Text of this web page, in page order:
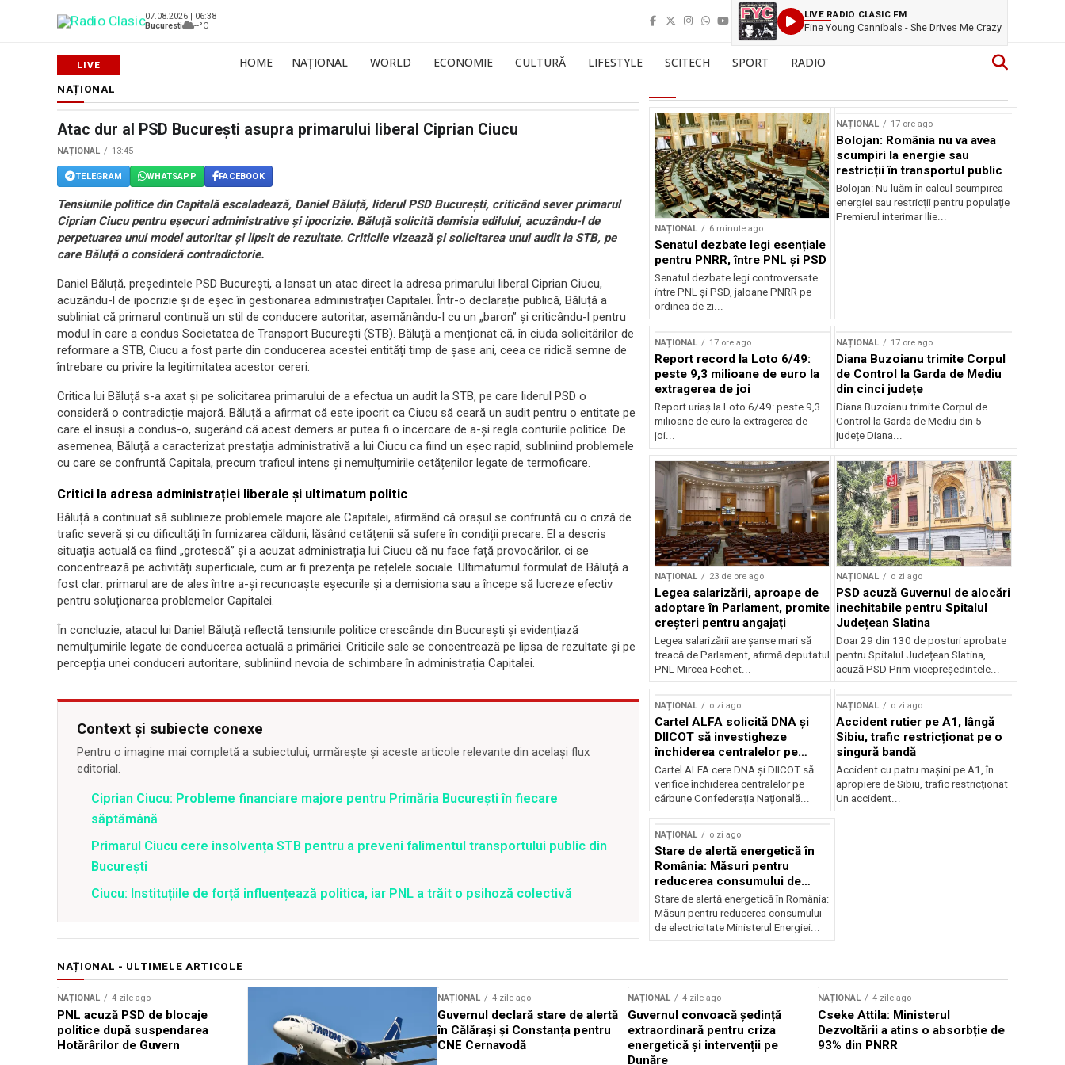
07.08.2026 | 06:38
Bucuresti
--°C
LIVE RADIO CLASIC FM
Fine Young Cannibals - She Drives Me Crazy
HOME NAȚIONAL WORLD ECONOMIE CULTURĂ LIFESTYLE SCITECH SPORT RADIO
NAȚIONAL
Atac dur al PSD București asupra primarului liberal Ciprian Ciucu
NAȚIONAL 13:45
TELEGRAM WHATSAPP FACEBOOK
Tensiunile politice din Capitală escaladează, Daniel Băluță, liderul PSD București, criticând sever primarul
Ciprian Ciucu pentru eșecuri administrative și ipocrizie. Băluță solicită demisia edilului, acuzându-l de
perpetuarea unui model autoritar și lipsit de rezultate. Criticile vizează și solicitarea unui audit la STB, pe
care Băluță o consideră contradictorie.
Daniel Băluță, președintele PSD București, a lansat un atac direct la adresa primarului liberal Ciprian Ciucu,
acuzându-l de ipocrizie și de eșec în gestionarea administrației Capitalei. Într-o declarație publică, Băluță a
subliniat că primarul continuă un stil de conducere autoritar, asemănându-l cu un „baron” și criticându-l pentru
modul în care a condus Societatea de Transport București (STB). Băluță a menționat că, în ciuda solicitărilor de
reformare a STB, Ciucu a fost parte din conducerea acestei entități timp de șase ani, ceea ce ridică semne de
întrebare cu privire la legitimitatea acestor cereri.
Critica lui Băluță s-a axat și pe solicitarea primarului de a efectua un audit la STB, pe care liderul PSD o
consideră o contradicție majoră. Băluță a afirmat că este ipocrit ca Ciucu să ceară un audit pentru o entitate pe
care el însuși a condus-o, sugerând că acest demers ar putea fi o încercare de a-și regla conturile politice. De
asemenea, Băluță a caracterizat prestația administrativă a lui Ciucu ca fiind un eșec rapid, subliniind problemele
cu care se confruntă Capitala, precum traficul intens și nemulțumirile cetățenilor legate de termoficare.
Critici la adresa administrației liberale și ultimatum politic
Băluță a continuat să sublinieze problemele majore ale Capitalei, afirmând că orașul se confruntă cu o criză de
trafic severă și cu dificultăți în furnizarea căldurii, lăsând cetățenii să sufere în condiții precare. El a descris
situația actuală ca fiind „grotescă” și a acuzat administrația lui Ciucu că nu face față provocărilor, ci se
concentrează pe activități superficiale, cum ar fi prezența pe rețelele sociale. Ultimatumul formulat de Băluță a
fost clar: primarul are de ales între a-și recunoaște eșecurile și a demisiona sau a începe să lucreze efectiv
pentru soluționarea problemelor Capitalei.
În concluzie, atacul lui Daniel Băluță reflectă tensiunile politice crescânde din București și evidențiază
nemulțumirile legate de conducerea actuală a primăriei. Criticile sale se concentrează pe lipsa de rezultate și pe
percepția unei conduceri autoritare, subliniind nevoia de schimbare în administrația Capitalei.
Context și subiecte conexe
Pentru o imagine mai completă a subiectului, urmărește și aceste articole relevante din același flux
editorial.
Ciprian Ciucu: Probleme financiare majore pentru Primăria București în fiecare
săptămână
Primarul Ciucu cere insolvența STB pentru a preveni falimentul transportului public din
București
Ciucu: Instituțiile de forță influențează politica, iar PNL a trăit o psihoză colectivă
NAȚIONAL 6 minute ago
Senatul dezbate legi esențiale
pentru PNRR, între PNL și PSD
Senatul dezbate legi controversate
între PNL și PSD, jaloane PNRR pe
ordinea de zi...
NAȚIONAL 17 ore ago
Bolojan: România nu va avea
scumpiri la energie sau
restricții în transportul public
Bolojan: Nu luăm în calcul scumpirea
energiei sau restricții pentru populație
Premierul interimar Ilie...
NAȚIONAL 17 ore ago
Report record la Loto 6/49:
peste 9,3 milioane de euro la
extragerea de joi
Report uriaș la Loto 6/49: peste 9,3
milioane de euro la extragerea de
joi...
NAȚIONAL 17 ore ago
Diana Buzoianu trimite Corpul
de Control la Garda de Mediu
din cinci județe
Diana Buzoianu trimite Corpul de
Control la Garda de Mediu din 5
județe Diana...
NAȚIONAL 23 de ore ago
Legea salarizării, aproape de
adoptare în Parlament, promite
creșteri pentru angajați
Legea salarizării are șanse mari să
treacă de Parlament, afirmă deputatul
PNL Mircea Fechet...
NAȚIONAL o zi ago
PSD acuză Guvernul de alocări
inechitabile pentru Spitalul
Județean Slatina
Doar 29 din 130 de posturi aprobate
pentru Spitalul Județean Slatina,
acuză PSD Prim-vicepreședintele...
NAȚIONAL o zi ago
Cartel ALFA solicită DNA și
DIICOT să investigheze
închiderea centralelor pe
cărbune
Cartel ALFA cere DNA și DIICOT să
verifice închiderea centralelor pe
cărbune Confederația Națională...
NAȚIONAL o zi ago
Accident rutier pe A1, lângă
Sibiu, trafic restricționat pe o
singură bandă
Accident cu patru mașini pe A1, în
apropiere de Sibiu, trafic restricționat
Un accident...
NAȚIONAL o zi ago
Stare de alertă energetică în
România: Măsuri pentru
reducerea consumului de
electricitate
Stare de alertă energetică în România:
Măsuri pentru reducerea consumului
de electricitate Ministerul Energiei...
NAȚIONAL - ULTIMELE ARTICOLE
NAȚIONAL 4 zile ago
PNL acuză PSD de blocaje
politice după suspendarea
Hotărârilor de Guvern
NAȚIONAL 4 zile ago
Guvernul declară stare de alertă
în Călărași și Constanța pentru
CNE Cernavodă
NAȚIONAL 4 zile ago
Guvernul convoacă ședință
extraordinară pentru criza
energetică și intervenții pe
Dunăre
NAȚIONAL 4 zile ago
Cseke Attila: Ministerul
Dezvoltării a atins o absorbție de
93% din PNRR